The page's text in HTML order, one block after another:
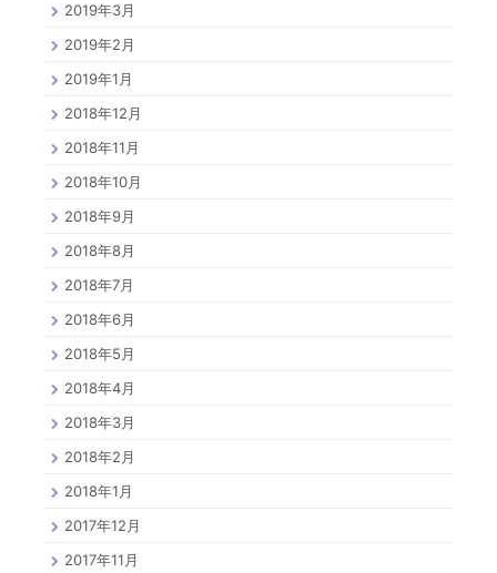
2019年3月
2019年2月
2019年1月
2018年12月
2018年11月
2018年10月
2018年9月
2018年8月
2018年7月
2018年6月
2018年5月
2018年4月
2018年3月
2018年2月
2018年1月
2017年12月
2017年11月